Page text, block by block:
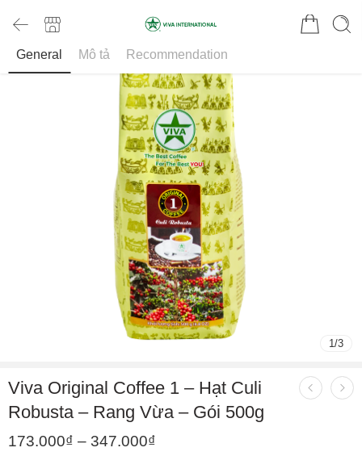
General Mô tả Recommendation
1/3
Viva Original Coffee 1 – Hạt Culi
Robusta – Rang Vừa – Gói 500g
173.000₫ – 347.000₫